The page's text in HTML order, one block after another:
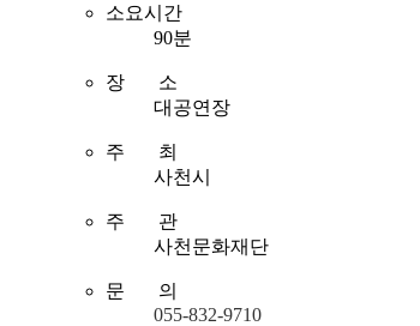
소요시간
90분
장 소
대공연장
주 최
사천시
주 관
사천문화재단
문 의
055-832-9710